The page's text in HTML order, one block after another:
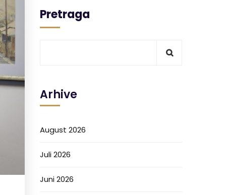
Pretraga
Arhive
August 2026
Juli 2026
Juni 2026